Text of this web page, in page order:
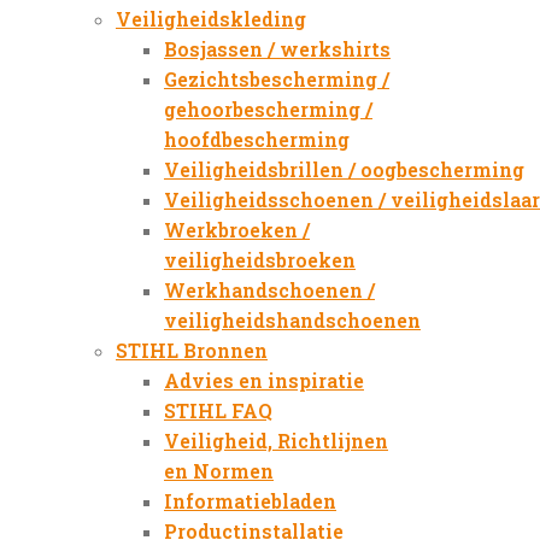
Veiligheidskleding
Bosjassen / werkshirts
Gezichtsbescherming /
gehoorbescherming /
hoofdbescherming
Veiligheidsbrillen / oogbescherming
Veiligheidsschoenen /
Werkbroeken /
veiligheidsbroeken
Werkhandschoenen /
veiligheidshandschoenen
STIHL Bronnen
Advies en inspiratie
STIHL FAQ
Veiligheid, Richtlijnen
en Normen
Informatiebladen
Productinstallatie